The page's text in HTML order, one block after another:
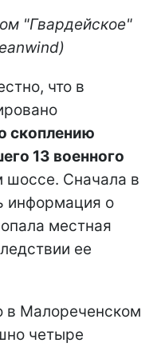
"Гвардейское"
что в
скоплению
13 военного
шоссе. Сначала в
информация о
местная
ее
в Малореченском
четыре